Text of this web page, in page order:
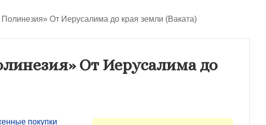
От Иерусалима до края земли (Ваката)
От Иерусалима до
покупки